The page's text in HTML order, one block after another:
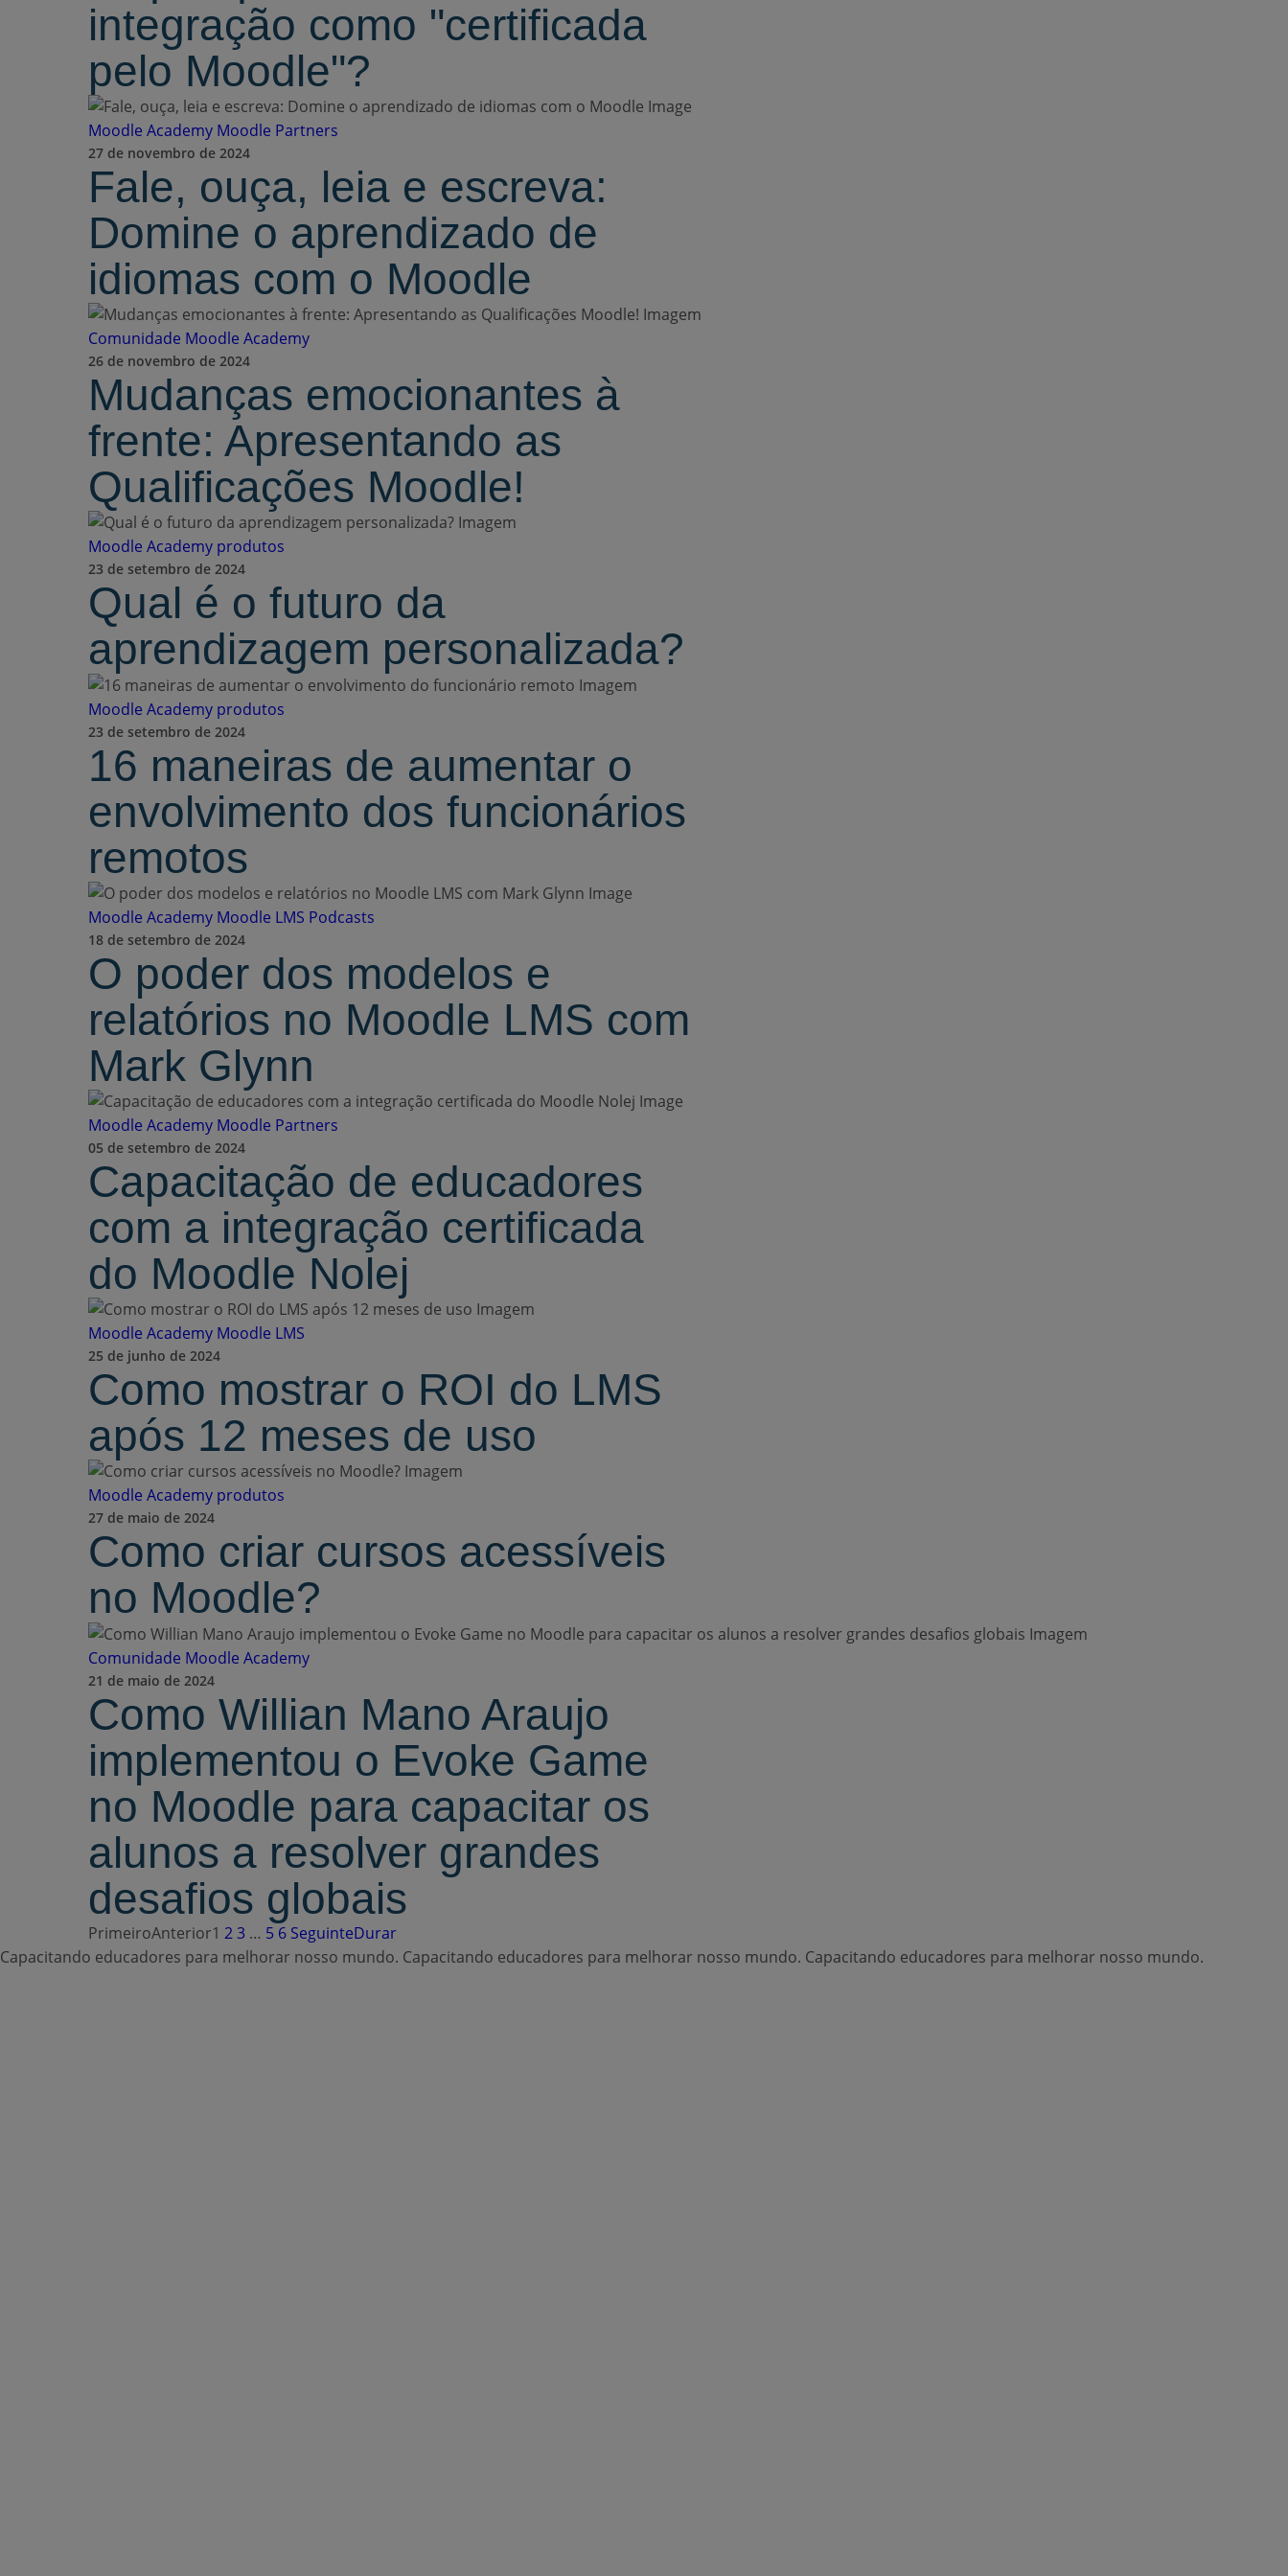
integração como "certificada
pelo Moodle"?
Moodle Academy Moodle Partners
27 de novembro de 2024
Fale, ouça, leia e escreva:
Domine o aprendizado de
idiomas com o Moodle
Comunidade Moodle Academy
26 de novembro de 2024
Mudanças emocionantes à
frente: Apresentando as
Qualificações Moodle!
Moodle Academy produtos
23 de setembro de 2024
Qual é o futuro da
aprendizagem personalizada?
Moodle Academy produtos
23 de setembro de 2024
16 maneiras de aumentar o
envolvimento dos funcionários
remotos
Moodle Academy Moodle LMS Podcasts
18 de setembro de 2024
O poder dos modelos e
relatórios no Moodle LMS com
Mark Glynn
Moodle Academy Moodle Partners
05 de setembro de 2024
Capacitação de educadores
com a integração certificada
do Moodle Nolej
Moodle Academy Moodle LMS
25 de junho de 2024
Como mostrar o ROI do LMS
após 12 meses de uso
Moodle Academy produtos
27 de maio de 2024
Como criar cursos acessíveis
no Moodle?
Comunidade Moodle Academy
21 de maio de 2024
Como Willian Mano Araujo
implementou o Evoke Game
no Moodle para capacitar os
alunos a resolver grandes
desafios globais
PrimeiroAnterior1 23 … 5 6 SeguinteDurar
Capacitando educadores para melhorar nosso mundo. Capacitando educadores para melhorar nosso mundo. Capacitando educadores para melhorar nosso mundo.